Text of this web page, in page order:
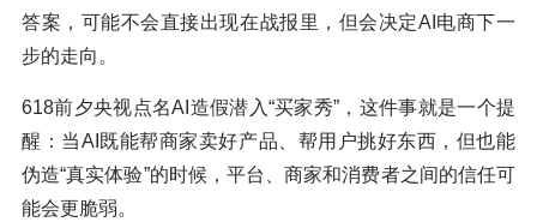
答案，可能不会直接出现在战报里，但会决定AI电商下一
步的走向。
618前夕央视点名AI造假潜入“买家秀”，这件事就是一个提
醒：当AI既能帮商家卖好产品、帮用户挑好东西，但也能
伪造“真实体验”的时候，平台、商家和消费者之间的信任可
能会更脆弱。